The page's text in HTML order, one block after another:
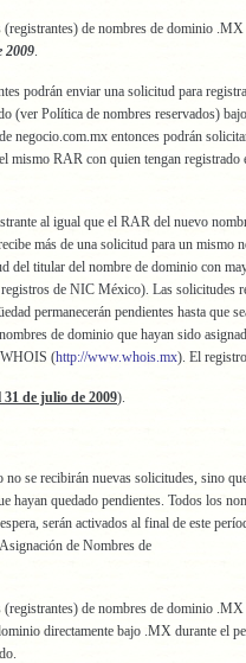
(registrantes) de nombres de dominio
2009.
podrán enviar una solicitud para
(ver Política de nombres reservados)
negocio.com.mx entonces podrán
mismo RAR con quien tengan
al igual que el RAR del nuevo
más de una solicitud para un mismo
del titular del nombre de dominio con
de NIC México). Las solicitudes
permanecerán pendientes hasta que
de dominio que hayan sido
WHOIS (http://www.whois.mx). El
31 de julio de 2009).
no se recibirán nuevas solicitudes, sino
hayan quedado pendientes. Todos los
serán activados al final de este
de Nombres de
(registrantes) de nombres de dominio
directamente bajo .MX durante el